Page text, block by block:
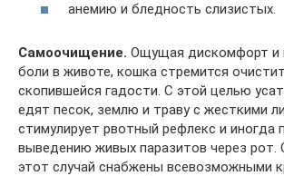
анемию и бледность слизистых.
Самоочищение. Ощущая дискомфорт и
боли в животе, кошка стремится
скопившейся гадости. С этой целью
едят песок, землю и траву с жесткими
стимулирует рвотный рефлекс и иногда
выведению живых паразитов через рот.
этот случай снабжены всевозможными